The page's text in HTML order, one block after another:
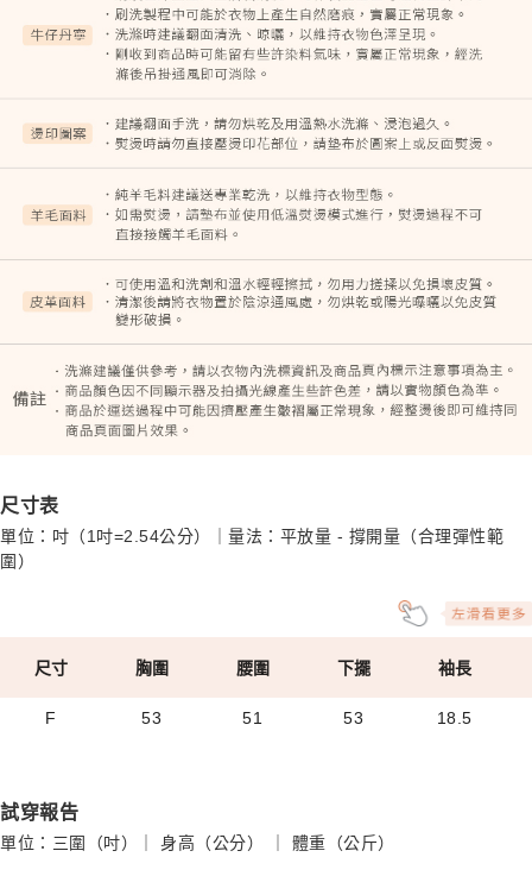
尺寸表
單位：吋（1吋=2.54公分）｜量法：平放量 - 撐開量（合理彈性範
圍）
尺寸 胸圍 腰圍 下擺 袖長
F 53 51 53 18.5
試穿報告
單位：三圍（吋）｜ 身高（公分） ｜ 體重（公斤）